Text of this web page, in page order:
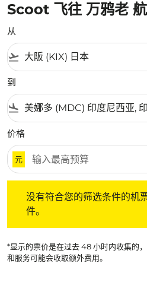
Scoot 飞往 万鸦老
从
flight_takeoff
到
flight_land
价格
元
没有符合您的筛选条件的机
件。
*显示的票价是在过去 48 小时内收集的
和服务可能会收取额外费用。